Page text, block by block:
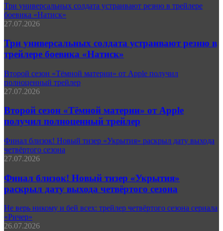
Три универсальных солдата устраивают резню в трейлере
боевика «Натиск»
27.07.2026
Три универсальных солдата устраивают резню в
трейлере боевика «Натиск»
Второй сезон «Тёмной материи» от Apple получил
полноценный трейлер
27.07.2026
Второй сезон «Тёмной материи» от Apple
получил полноценный трейлер
Финал близок! Новый тизер «Укрытия» раскрыл дату выхода
четвёртого сезона
27.07.2026
Финал близок! Новый тизер «Укрытия»
раскрыл дату выхода четвёртого сезона
Не верь никому и бей всех: трейлер четвёртого сезона сериала
«Ричер»
26.07.2026